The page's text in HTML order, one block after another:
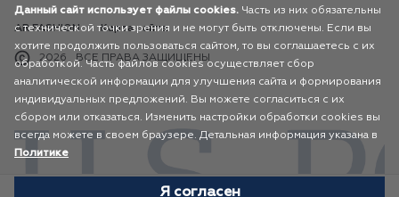
2026 ВСЕ ПРАВА ЗАЩИЩЕНЫ
AR FASHION Карта сайта
Данный сайт использует файлы cookies. Часть из них обязательны
с технической точки зрения и не могут быть отключены. Если вы
хотите продолжить пользоваться сайтом, то вы соглашаетесь с их
обработкой. Часть файлов cookies осуществляет сбор
аналитической информации для улучшения сайта и формирования
индивидуальных предложений. Вы можете согласиться с их
сбором или отказаться. Изменить настройки обработки cookies вы
всегда можете в своем браузере. Детальная информация указана в
Политике
Я согласен